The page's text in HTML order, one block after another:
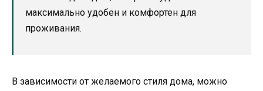
максимально удобен и комфортен для
проживания.
В зависимости от желаемого стиля дома, можно